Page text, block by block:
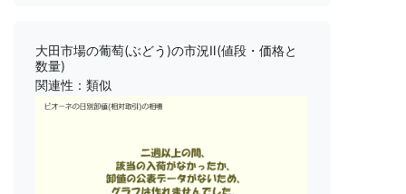
大田市場の葡萄(ぶどう)の市況Ⅱ(値段・価格と
数量)
関連性：類似